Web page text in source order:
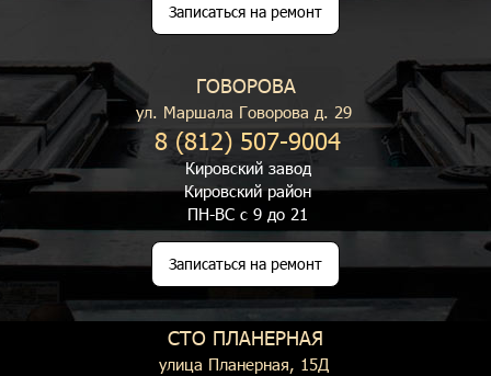
Записаться на ремонт
ГОВОРОВА
ул. Маршала Говорова д. 29
8 (812) 507-9004
Кировский завод
Кировский район
ПН-ВС с 9 до 21
Записаться на ремонт
СТО ПЛАНЕРНАЯ
улица Планерная, 15Д